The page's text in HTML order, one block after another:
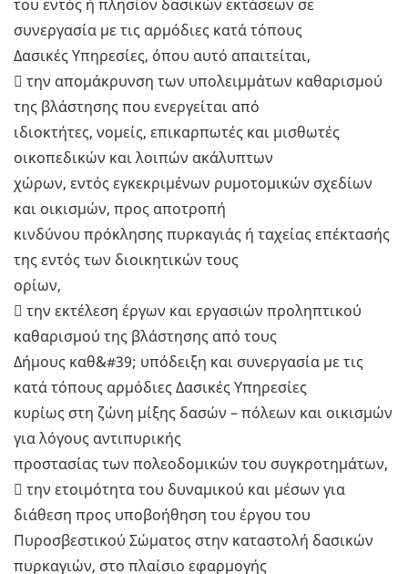
του εντός ή πλησίον δασικών εκτάσεων σε
συνεργασία με τις αρμόδιες κατά τόπους
Δασικές Υπηρεσίες, όπου αυτό απαιτείται,
 την απομάκρυνση των υπολειμμάτων καθαρισμού
της βλάστησης που ενεργείται από
ιδιοκτήτες, νομείς, επικαρπωτές και μισθωτές
οικοπεδικών και λοιπών ακάλυπτων
χώρων, εντός εγκεκριμένων ρυμοτομικών σχεδίων
και οικισμών, προς αποτροπή
κινδύνου πρόκλησης πυρκαγιάς ή ταχείας επέκτασής
της εντός των διοικητικών τους
ορίων,
 την εκτέλεση έργων και εργασιών προληπτικού
καθαρισμού της βλάστησης από τους
Δήμους καθ&#39; υπόδειξη και συνεργασία με τις
κατά τόπους αρμόδιες Δασικές Υπηρεσίες
κυρίως στη ζώνη μίξης δασών – πόλεων και οικισμών
για λόγους αντιπυρικής
προστασίας των πολεοδομικών του συγκροτημάτων,
 την ετοιμότητα του δυναμικού και μέσων για
διάθεση προς υποβοήθηση του έργου του
Πυροσβεστικού Σώματος στην καταστολή δασικών
πυρκαγιών, στο πλαίσιο εφαρμογής